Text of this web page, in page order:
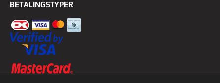
BETALINGSTYPER